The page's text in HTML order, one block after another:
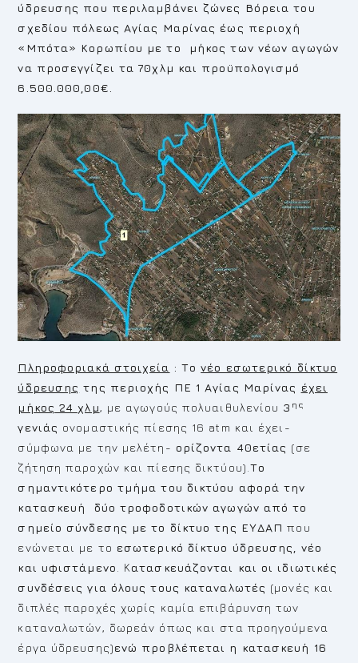
ύδρευσης που περιλαμβάνει ζώνες Βόρεια του
σχεδίου πόλεως Αγίας Μαρίνας έως περιοχή
«Μπότα» Κορωπίου με το μήκος των νέων αγωγών
να προσεγγίζει τα 70χλμ και προϋπολογισμό
6.500.000,00€.
Πληροφοριακά στοιχεία : Τονέο εσωτερικό δίκτυο
ύδρευσης της περιοχής ΠΕ 1 Αγίας Μαρίνας έχει
μήκος 24 χλμ, με αγωγούς πολυαιθυλενίου 3 ης
γενιάς ονομαστικής πίεσης 16 atm και έχει-
σύμφωνα με την μελέτη- ορίζοντα 40ετίας (σε
ζήτηση παροχών και πίεσης δικτύου). Το
σημαντικότερο τμήμα του δικτύου αφορά την
κατασκευή
δύο τροφοδοτικών αγωγών από το
σημείο σύνδεσης με το δίκτυο της ΕΥΔΑΠ που
ενώνεται με το εσωτερικό δίκτυο ύδρευσης, νέο
και υφιστάμενο
. Κατασκευάζονται και οι ιδιωτικές
συνδέσεις για όλους τους καταναλωτές (μονές και
διπλές παροχές χωρίς καμία επιβάρυνση των
καταναλωτών, δωρεάν όπως και στα προηγούμενα
έργα ύδρευσης)ενώ προβλέπεται η κατασκευή 16